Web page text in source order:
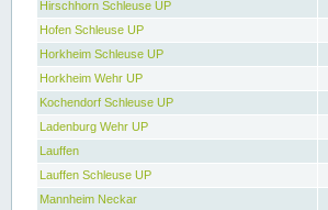
Hirschhorn Schleuse UP
Hofen Schleuse UP
Horkheim Schleuse UP
Horkheim Wehr UP
Kochendorf Schleuse UP
Ladenburg Wehr UP
Lauffen
Lauffen Schleuse UP
Mannheim Neckar